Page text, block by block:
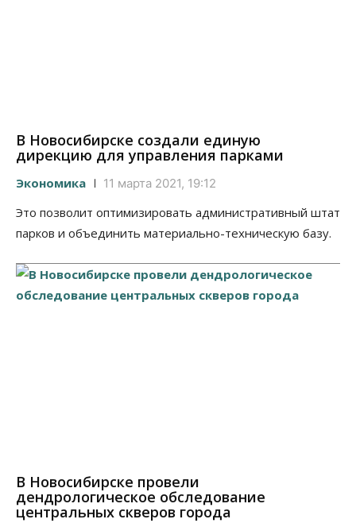
В Новосибирске создали единую
дирекцию для управления парками
Экономика 11 марта 2021, 19:12
Это позволит оптимизировать административный штат
парков и объединить материально-техническую базу.
В Новосибирске провели
дендрологическое обследование
центральных скверов города